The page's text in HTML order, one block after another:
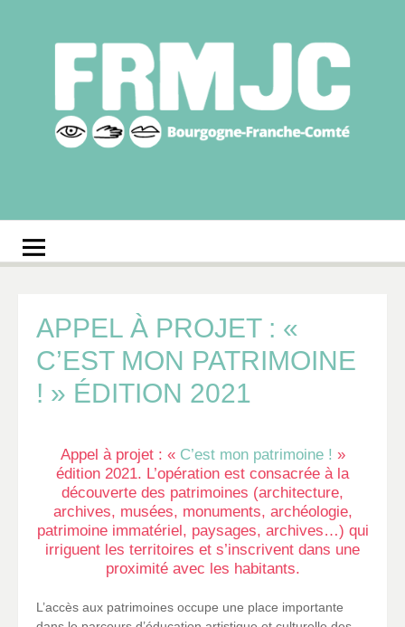
régionale des MJC
Bourgogne-Franche-
APPEL À PROJET : «
C’EST MON PATRIMOINE
! » ÉDITION 2021
Appel à projet : « C’est mon patrimoine ! »
édition 2021. L’opération est consacrée à la
découverte des patrimoines (architecture,
archives, musées, monuments, archéologie,
patrimoine immatériel, paysages, archives…) qui
irriguent les territoires et s’inscrivent dans une
proximité avec les habitants.
L’accès aux patrimoines occupe une place importante